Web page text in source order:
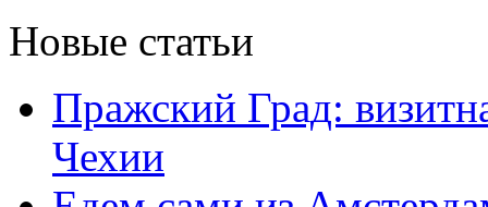
Новые статьи
Пражский Град:
Чехии